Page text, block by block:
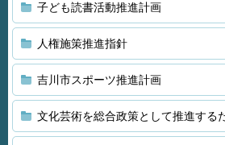
子ども読書活動推進計画
人権施策推進指針
吉川市スポーツ推進計画
文化芸術を総合政策として推進する